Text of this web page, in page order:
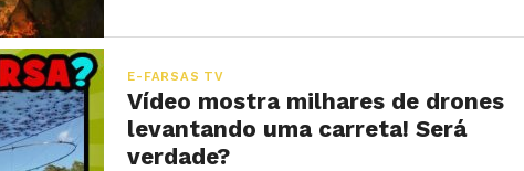
E-FARSAS TV
Vídeo mostra milhares de drones
levantando uma carreta! Será
verdade?